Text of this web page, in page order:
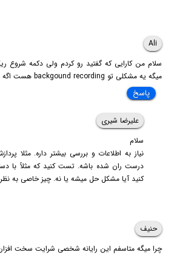
Ali
سلام من کارایی که گفتید رو کردم ولی دکمه شروع
میگه یه مشکلی تو backgound recording هست اگه میشه راهنمایی کنید مرسی
پاسخ
علیرضا شیری
سلام
نیاز به اطلاعات و بررسی بیشتر داره. مثلا
درست ران شده باشه. تست کنید که مثلاً با
کنید آیا مشکل حل میشه یا نه. چیز خاصی به
حنیف
چرا میگه متاسفم این رایانه شخصی شرایت سخت